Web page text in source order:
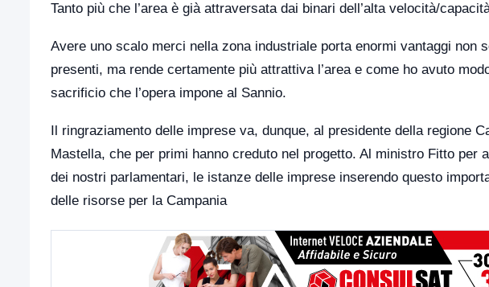
Tanto più che l’area è già attraversata dai binari dell’alta velocità/
Avere uno scalo merci nella zona industriale porta enormi vantaggi non
presenti, ma rende certamente più attrattiva l’area e come ho avuto
sacrificio che l’opera impone al Sannio.
Il ringraziamento delle imprese va, dunque, al presidente della regione
Mastella, che per primi hanno creduto nel progetto. Al ministro Fitto
dei nostri parlamentari, le istanze delle imprese inserendo questo
delle risorse per la Campania